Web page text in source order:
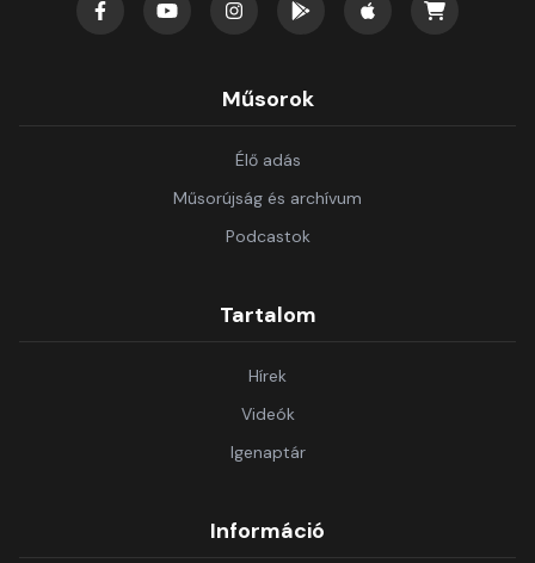
Műsorok
Élő adás
Műsorújság és archívum
Podcastok
Tartalom
Hírek
Videók
Igenaptár
Információ